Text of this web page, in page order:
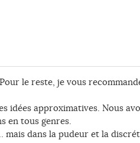
le reste, je vous
idées approximatives. Nous
en tous genres.
mais dans la pudeur et la